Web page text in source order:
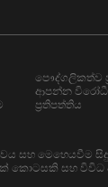
පෞද්ගලිකත්ව
ආපන්න විරෝධී
ප්‍රතිපත්තිය
සහ මෙහෙයවීම
කොටසකි සහ විවිධ